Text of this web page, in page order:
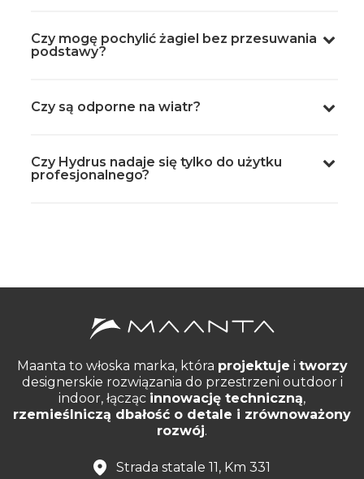
Czy mogę pochylić żagiel bez przesuwania
podstawy?
Czy są odporne na wiatr?
Czy Hydrus nadaje się tylko do użytku
profesjonalnego?
Maanta to włoska marka, która projektuje i tworzy
designerskie rozwiązania do przestrzeni outdoor i
indoor, łącząc innowację techniczną,
rzemieślniczą dbałość o detale i zrównoważony
rozwój.
Strada statale 11, Km 331